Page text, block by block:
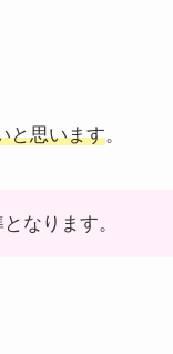
と思います。
なります。